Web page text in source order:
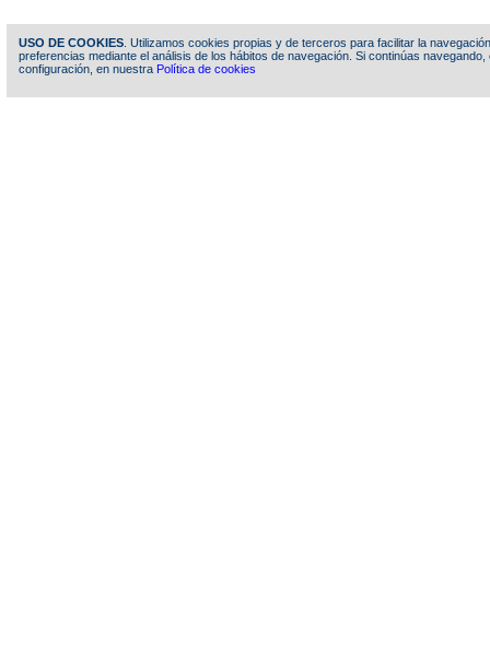
USO DE COOKIES . Utilizamos cookies propias y de terceros para facilitar la
preferencias mediante el análisis de los hábitos de navegación. Si continúas
configuración, en nuestra Política de cookies